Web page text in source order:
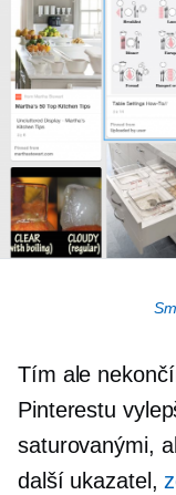
Tím ale
Pinterestu
saturovanými,
další ukazatel,